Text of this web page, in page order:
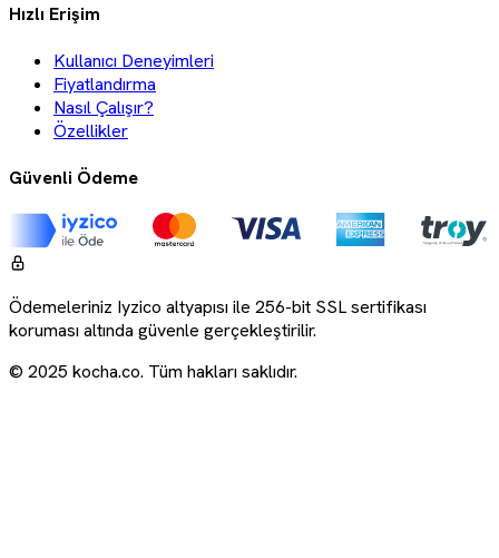
Hızlı Erişim
Kullanıcı Deneyimleri
Fiyatlandırma
Nasıl Çalışır?
Özellikler
Güvenli Ödeme
Ödemeleriniz Iyzico altyapısı ile 256-bit SSL sertifikası
koruması altında güvenle gerçekleştirilir.
© 2025 kocha.co. Tüm hakları saklıdır.